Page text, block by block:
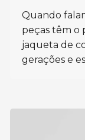
Quando
peças têm o
jaqueta de
gerações e